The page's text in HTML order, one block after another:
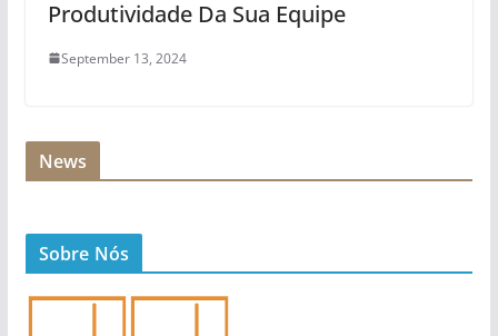
Produtividade Da Sua Equipe
September 13, 2024
News
Sobre Nós